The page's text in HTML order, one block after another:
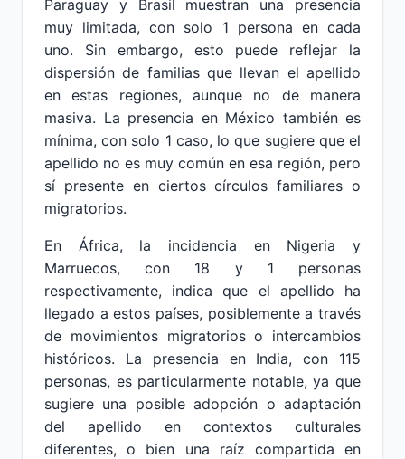
Paraguay y Brasil muestran una presencia
muy limitada, con solo 1 persona en cada
uno. Sin embargo, esto puede reflejar la
dispersión de familias que llevan el apellido
en estas regiones, aunque no de manera
masiva. La presencia en México también es
mínima, con solo 1 caso, lo que sugiere que el
apellido no es muy común en esa región, pero
sí presente en ciertos círculos familiares o
migratorios.
En África, la incidencia en Nigeria y
Marruecos, con 18 y 1 personas
respectivamente, indica que el apellido ha
llegado a estos países, posiblemente a través
de movimientos migratorios o intercambios
históricos. La presencia en India, con 115
personas, es particularmente notable, ya que
sugiere una posible adopción o adaptación
del apellido en contextos culturales
diferentes, o bien una raíz compartida en